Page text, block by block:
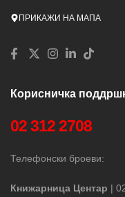
ПРИКАЖИ НА МАПА
Корисничка
02 312 2708
Телефонски броеви:
Книжарница Центар |